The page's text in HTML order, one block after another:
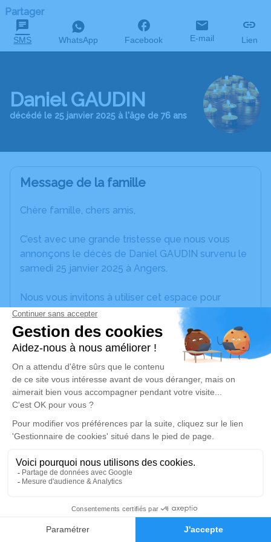
Faire-part Hommages
Partager
SMS WhatsApp Facebook E-mail Lien
Daniel GAUDIN
décédé le 25 janvier 2025 à l'âge de 76 ans
Message de la famille
Chère famille, chers amis,
C’est avec une grande tristesse que nous vous
annonçons le décès de Daniel GAUDIN survenu le
samedi 25 janvier 2025 à Angers.
Nous vous invitons à utiliser cet espace pour
laisser vos condoléances, partager des photos
souvenirs, une anecdote ou exprimer vos pensées
à travers des poèmes ou des textes. Cet endroit
est un lieu d'expression dédié à honorer la
mémoire de Daniel GAUDIN.
Un service de plantation d’arbre hommage est
disponible ici.
Je rends hommage
Cérémonie religieuse
Église St Jean de Linières de Saint-Jean-de-